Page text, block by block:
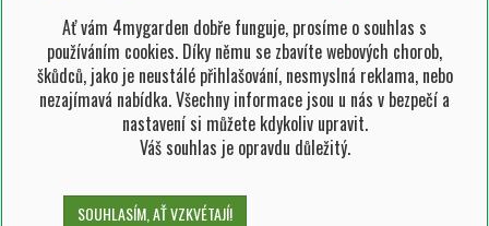
rostlina v květináči 90 l
obvod kmínku 12-14 cm
SKLADEM 3 ks
Ať vám 4mygarden dobře funguje, prosíme o souhlas s
používáním cookies. Díky němu se zbavíte webových chorob,
škůdců, jako je neustálé přihlašování, nesmyslná reklama, nebo
nezajímavá nabídka. Všechny informace jsou u nás v bezpečí a
nastavení si můžete kdykoliv upravit.
Váš souhlas je opravdu důležitý.
SOUHLASÍM, AŤ VZKVÉTAJÍ!